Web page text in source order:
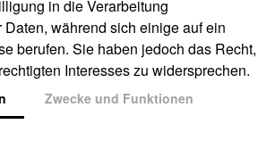
in die Verarbeitung
während sich einige auf ein
berufen. Sie haben jedoch das Recht,
Interesses zu widersprechen.
Zwecke und Funktionen